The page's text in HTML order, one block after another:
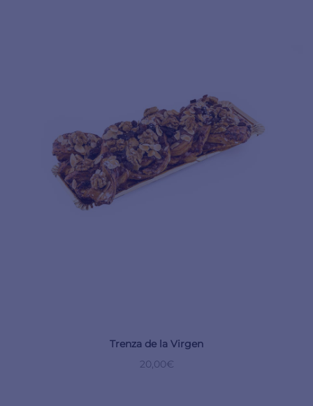
Trenza de la Virgen
20,00€